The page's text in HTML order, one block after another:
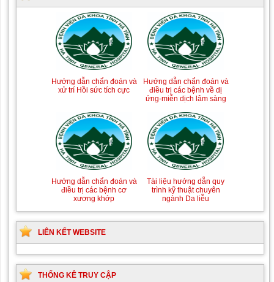
Tài liệu Hướng dẫn
phòng ngừa nhiễm
Hướng dẫn chẩn đoán và
điều trị các bệnh về dị
ứng-miễn dịch lâm sàng
Hướng dẫn chẩn đoán và
điều trị một số bệnh
truyền nhiễm
Hướng dẫn chẩn đoán và
điều trị các bệnh cơ
xương khớp
Hướng dẫn quy trình kỹ
thuật Chuyên khoa Phẫu
thuật Tiết niệu
Tài liệu hướng dẫn quy
trình kỹ thuật chuyên
ngành Da liễu
Hướng dẫn Quy trình kỹ
thuật Nhi khoa
LIÊN KẾT WEBSITE
THỐNG KÊ TRUY CẬP